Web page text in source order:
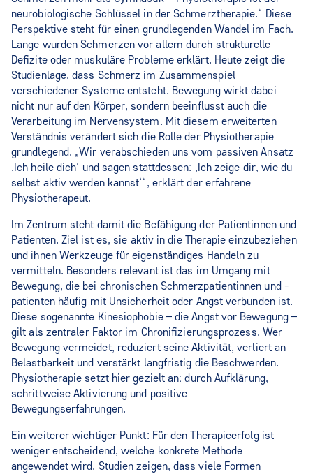
neurobiologische Schlüssel in der Schmerztherapie.“ Diese
Perspektive steht für einen grundlegenden Wandel im Fach.
Lange wurden Schmerzen vor allem durch strukturelle
Defizite oder muskuläre Probleme erklärt. Heute zeigt die
Studienlage, dass Schmerz im Zusammenspiel
verschiedener Systeme entsteht. Bewegung wirkt dabei
nicht nur auf den Körper, sondern beeinflusst auch die
Verarbeitung im Nervensystem. Mit diesem erweiterten
Verständnis verändert sich die Rolle der Physiotherapie
grundlegend. „Wir verabschieden uns vom passiven Ansatz
‚Ich heile dich‘ und sagen stattdessen: ‚Ich zeige dir, wie du
selbst aktiv werden kannst‘“, erklärt der erfahrene
Physiotherapeut.
Im Zentrum steht damit die Befähigung der Patientinnen und
Patienten. Ziel ist es, sie aktiv in die Therapie einzubeziehen
und ihnen Werkzeuge für eigenständiges Handeln zu
vermitteln. Besonders relevant ist das im Umgang mit
Bewegung, die bei chronischen Schmerzpatientinnen und -
patienten häufig mit Unsicherheit oder Angst verbunden ist.
Diese sogenannte Kinesiophobie – die Angst vor Bewegung –
gilt als zentraler Faktor im Chronifizierungsprozess. Wer
Bewegung vermeidet, reduziert seine Aktivität, verliert an
Belastbarkeit und verstärkt langfristig die Beschwerden.
Physiotherapie setzt hier gezielt an: durch Aufklärung,
schrittweise Aktivierung und positive
Bewegungserfahrungen.
Ein weiterer wichtiger Punkt: Für den Therapieerfolg ist
weniger entscheidend, welche konkrete Methode
angewendet wird. Studien zeigen, dass viele Formen